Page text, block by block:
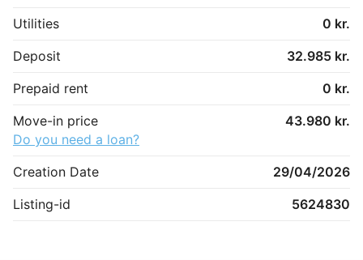
Utilities
0 kr.
Deposit
32.985 kr.
Prepaid rent
0 kr.
Move-in price
43.980 kr.
Do you need a loan?
Creation Date
29/04/2026
Listing-id
5624830